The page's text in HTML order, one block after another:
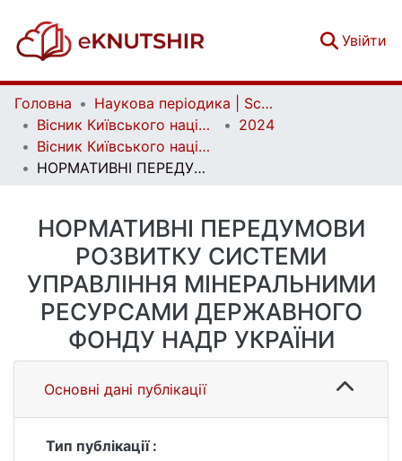
Увійти
Головна
Наукова періодика | Scientific periodicals
Вісник Київського національного університету імені Тараса Шевченка. Геологія | Visnyk of Taras Shevchenko National University of Kyiv. Geology
2024
Вісник Київського національного університету імені Тараса Шевченка. Геологія. 2(105)
НОРМАТИВНІ ПЕРЕДУМОВИ РОЗВИТКУ СИСТЕМИ УПРАВЛІННЯ МІНЕРАЛЬНИМИ РЕСУРСАМИ ДЕРЖАВНОГО ФОНДУ НАДР УКРАЇНИ
НОРМАТИВНІ ПЕРЕДУМОВИ
РОЗВИТКУ СИСТЕМИ
УПРАВЛІННЯ МІНЕРАЛЬНИМИ
РЕСУРСАМИ ДЕРЖАВНОГО
ФОНДУ НАДР УКРАЇНИ
Основні дані публікації
Тип публікації :